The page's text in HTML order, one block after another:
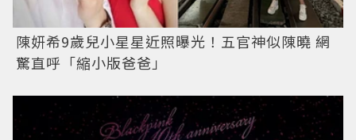
陳妍希9歲兒小星星近照曝光！五官神似陳曉 網
驚直呼「縮小版爸爸」